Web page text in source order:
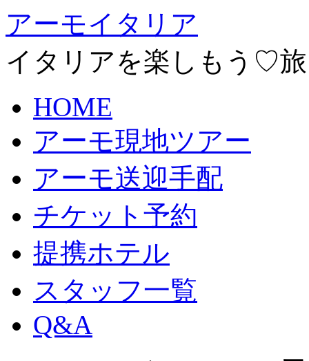
アーモイタリア
イタリアを楽しもう♡
HOME
アーモ現地ツアー
アーモ送迎手配
チケット予約
提携ホテル
スタッフ一覧
Q&A